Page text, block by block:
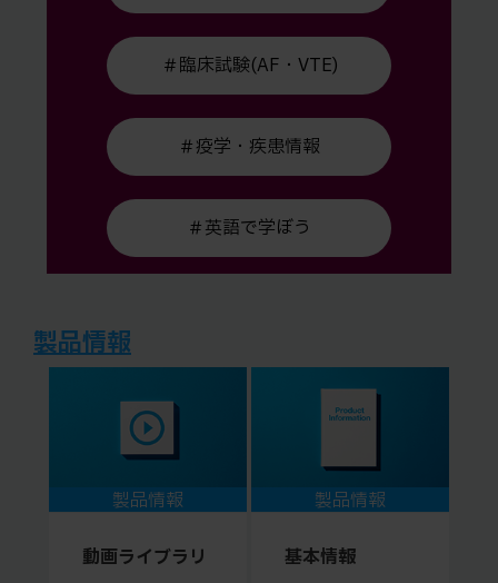
＃臨床試験(AF・VTE)
＃疫学・疾患情報
＃英語で学ぼう
製品情報
製品情報
動画ライブラリ
製品情報
基本情報